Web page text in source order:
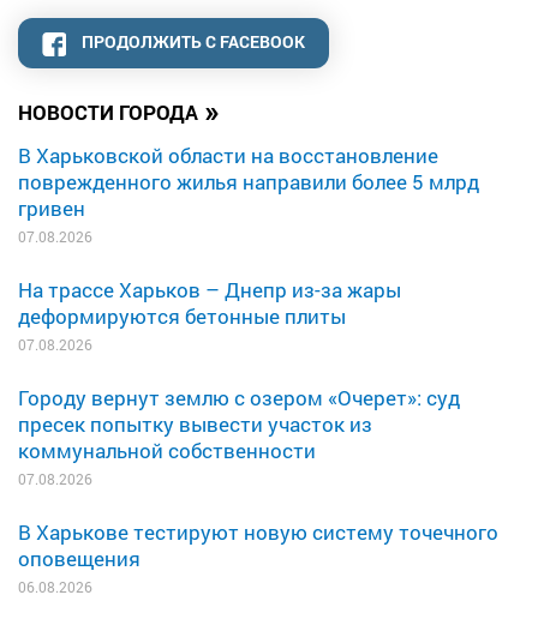
НОВОСТИ ГОРОДА »
В Харьковской области на восстановление
поврежденного жилья направили более 5 млрд
гривен
07.08.2026
На трассе Харьков – Днепр из-за жары
деформируются бетонные плиты
07.08.2026
Городу вернут землю с озером «Очерет»: суд
пресек попытку вывести участок из
коммунальной собственности
07.08.2026
В Харькове тестируют новую систему точечного
оповещения
06.08.2026
ПРОДОЛЖИТЬ С FACEBOOK